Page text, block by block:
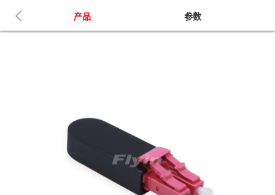
产品 参数